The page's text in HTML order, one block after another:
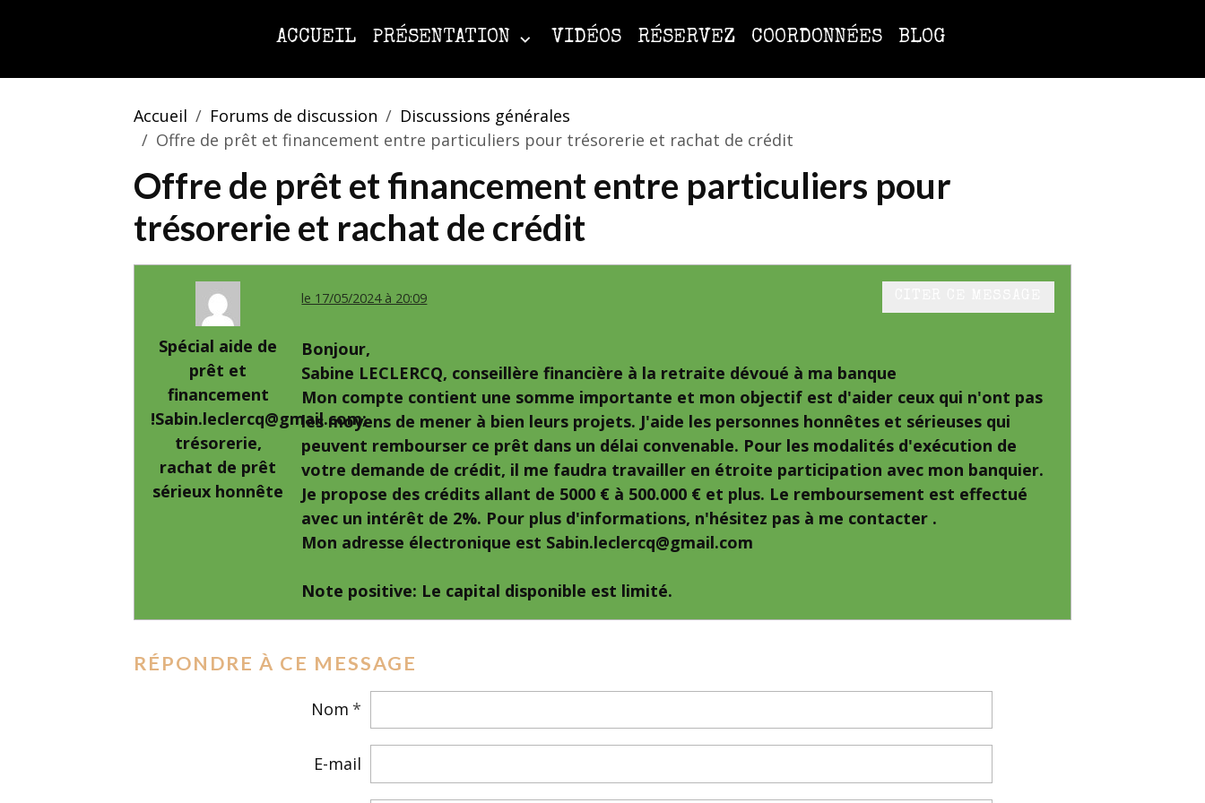
ACCUEIL PRÉSENTATION VIDÉOS RÉSERVEZ COORDONNÉES BLOG
Accueil Forums de discussion
Discussions générales
Offre de prêt et financement entre particuliers pour trésorerie et rachat de crédit
Offre de prêt et financement entre particuliers pour
trésorerie et rachat de crédit
Spécial aide de
prêt et
financement
!Sabin.leclercq@gmail.com;
trésorerie,
rachat de prêt
sérieux honnête
le 17/05/2024 à 20:09
Bonjour,
Sabine LECLERCQ, conseillère financière à la retraite dévoué à ma banque
Mon compte contient une somme importante et mon objectif est d'aider ceux qui n'ont pas
les moyens de mener à bien leurs projets. J'aide les personnes honnêtes et sérieuses qui
peuvent rembourser ce prêt dans un délai convenable. Pour les modalités d'exécution de
votre demande de crédit, il me faudra travailler en étroite participation avec mon banquier.
Je propose des crédits allant de 5000 € à 500.000 € et plus. Le remboursement est effectué
avec un intérêt de 2%. Pour plus d'informations, n'hésitez pas à me contacter .
Mon adresse électronique est Sabin.leclercq@gmail.com
Note positive: Le capital disponible est limité.
RÉPONDRE À CE MESSAGE
Nom
E-mail